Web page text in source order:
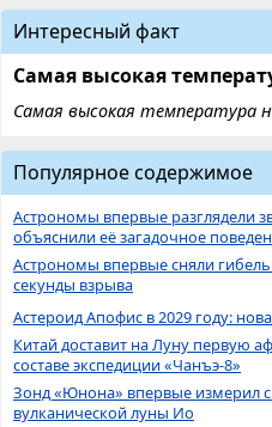
Интересный факт
Самая высокая
Самая высокая температура
Популярное содержимое
Астрономы впервые разглядели
объяснили её загадочное
Астрономы впервые сняли
секунды взрыва
Астероид Апофис в 2029 году:
Китай доставит на Луну первую
составе экспедиции «Чанъэ-8»
Зонд «Юнона» впервые измерил
вулканической луны Ио